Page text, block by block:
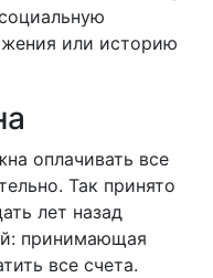
или историю
оплачивать все
Так принято
лет назад
принимающая
все счета.